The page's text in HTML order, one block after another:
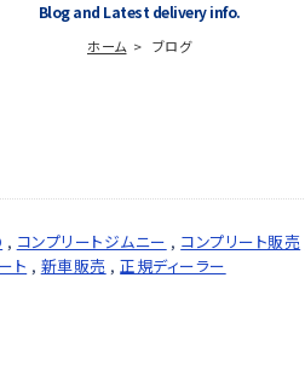
Blog and Latest delivery info.
ホーム ブログ
, コンプリートジムニー , コンプリート販売
ト , 新車販売 ,正規ディーラー